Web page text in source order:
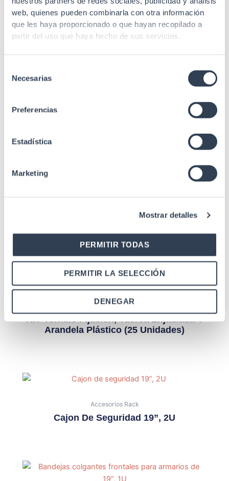
web, quienes pueden combinarla con otra información
que les haya proporcionado o que hayan recopilado a
partir del uso que haya hecho de sus servicios.
Necesarias
Preferencias
Estadística
Marketing
Mostrar detalles
PERMITIR TODAS
PERMITIR LA SELECCIÓN
DENEGAR
Estándares
EIA/ECA-310-E, IEC
60297-3-100
KIT 4 Piezas Unión Batería, M5
Accesorios Rack
KIT Tornillo Fijación, Tuerca Enjaulada Y
Arandela Plástico (25 Unidades)
Accesorios Rack
Cajon De Seguridad 19”, 2U